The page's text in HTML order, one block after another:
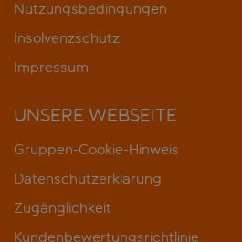
Nutzungsbedingungen
Insolvenzschutz
Impressum
UNSERE WEBSEITE
Gruppen-Cookie-Hinweis
Datenschutzerklärung
Zugänglichkeit
Kundenbewertungsrichtlinie